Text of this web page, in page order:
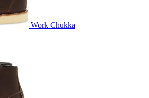
Work Chukka